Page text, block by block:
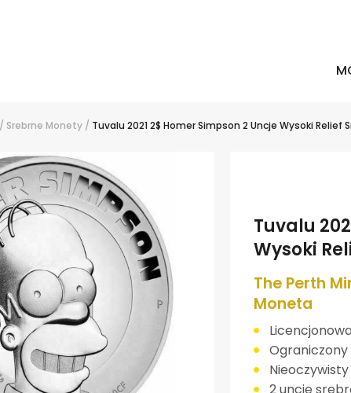
/ Srebrne Monety / Tuvalu 2021 2$ Homer Simpson 2 Uncje Wysoki Relief
Tuvalu
Wysoki
The Perth
Moneta
Ograniczony
2 uncje